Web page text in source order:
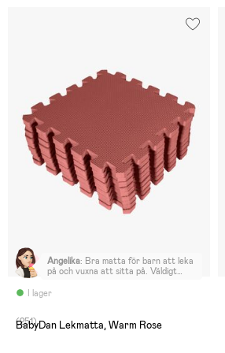
I lager
Angelika: Bra matta för barn att leka
på och vuxna att sitta på. Väldigt
de något från bilderna. Enda
att man har öppnat upp de.
(251)
BabyDan Lekmatta, Warm Rose